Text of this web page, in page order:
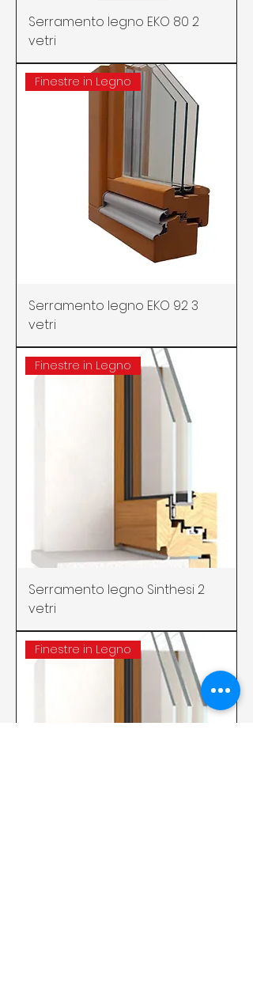
Serramento legno EKO 80 2
vetri
Finestre in Legno
Serramento legno EKO 92 3
vetri
Finestre in Legno
Serramento legno Sinthesi 2
vetri
Finestre in Legno